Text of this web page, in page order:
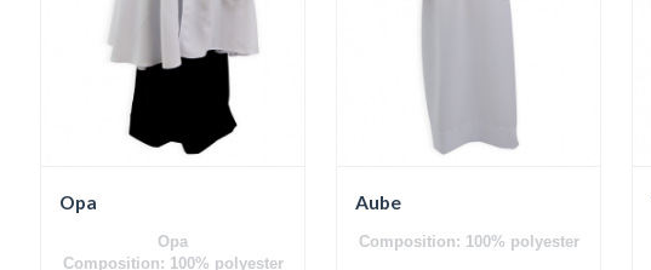
Opa
Opa
Composition: 100% polyester
Aube
Composition: 100% polyester